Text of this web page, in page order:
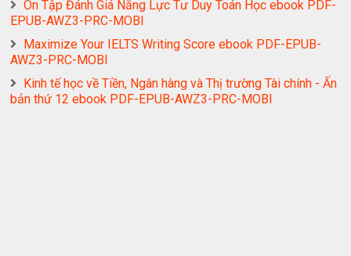
Ôn Tập Đánh Giá Năng Lực Tư Duy Toán Học ebook PDF-
EPUB-AWZ3-PRC-MOBI
Maximize Your IELTS Writing Score ebook PDF-EPUB-
AWZ3-PRC-MOBI
Kinh tế học về Tiền, Ngân hàng và Thị trường Tài chính - Ấn
bản thứ 12 ebook PDF-EPUB-AWZ3-PRC-MOBI